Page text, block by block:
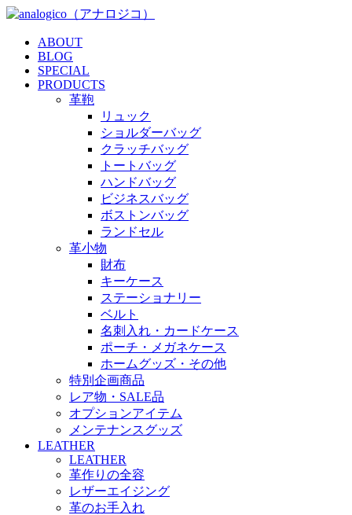
ABOUT
BLOG
SPECIAL
PRODUCTS
革鞄
リュック
ショルダーバッグ
クラッチバッグ
トートバッグ
ハンドバッグ
ビジネスバッグ
ボストンバッグ
ランドセル
革小物
財布
キーケース
ステーショナリー
ベルト
名刺入れ・カードケース
ポーチ・メガネケース
ホームグッズ・その他
特別企画商品
レア物・SALE品
オプションアイテム
メンテナンスグッズ
LEATHER
LEATHER
革作りの全容
レザーエイジング
革のお手入れ